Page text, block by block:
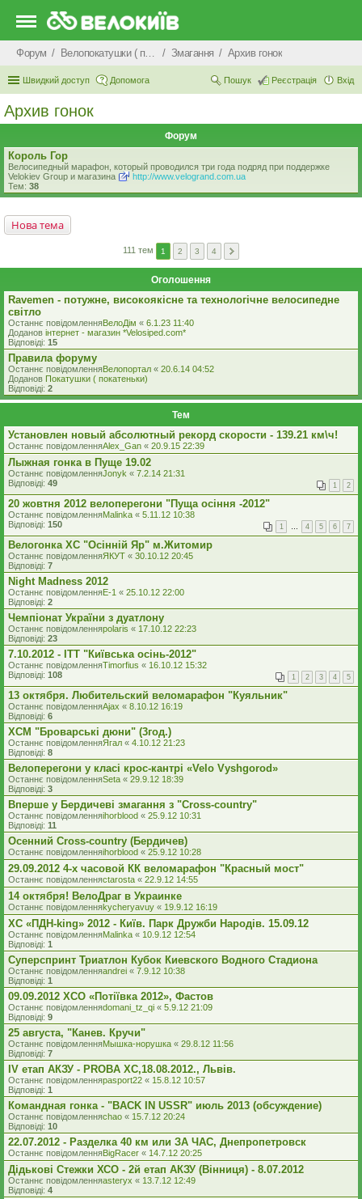
Форум Велопокатушки ( покатеньки), велопоходи, туризм. Змагання Архив гонок
Швидкий доступ Допомога Вхід
Реєстрація
Пошук
Архив гонок
Форум
Король Гор
Велосипедный марафон, который проводился три года подряд при поддержке
Velokiev Group и магазина
http://www.velogrand.com.ua
Тем: 38
Нова тема
111 тем 1 2 3 4
Оголошення
Ravemen - потужне, високоякісне та технологічне велосипедне
світло
Останнє повідомленняВелоДім « 6.1.23 11:40
Доданов iнтернет - магазин *Velosiped.com*
Відповіді: 15
Правила форуму
Останнє повідомленняВелопортал « 20.6.14 04:52
Доданов Покатушки ( покатеньки)
Відповіді: 2
Тем
Установлен новый абсолютный рекорд скорости - 139.21 км\ч!
Останнє повідомленняAlex_Gan « 20.9.15 22:39
Лыжная гонка в Пуще 19.02
Останнє повідомленняJonyk « 7.2.14 21:31
Відповіді: 49 1 2
20 жовтня 2012 велоперегони "Пуща осіння -2012"
Останнє повідомленняMalinka « 5.11.12 10:38
Відповіді: 150 1 … 4 5 6 7
Велогонка XC "Осінній Яр" м.Житомир
Останнє повідомленняЯКУТ « 30.10.12 20:45
Відповіді: 7
Night Madness 2012
Останнє повідомленняE-1 « 25.10.12 22:00
Відповіді: 2
Чемпіонат України з дуатлону
Останнє повідомленняpolaris « 17.10.12 22:23
Відповіді: 23
7.10.2012 - ITT "Київська осінь-2012"
Останнє повідомленняTimorfius « 16.10.12 15:32
Відповіді: 108 1 2 3 4 5
13 октября. Любительский веломарафон "Куяльник"
Останнє повідомленняAjax « 8.10.12 16:19
Відповіді: 6
XCM "Броварські дюни" (3год.)
Останнє повідомленняЯгал « 4.10.12 21:23
Відповіді: 8
Велоперегони у класі крос-кантрі «Velo Vyshgorod»
Останнє повідомленняSeta « 29.9.12 18:39
Відповіді: 3
Вперше у Бердичеві змагання з "Cross-country"
Останнє повідомленняihorblood « 25.9.12 10:31
Відповіді: 11
Осенний Cross-country (Бердичев)
Останнє повідомленняihorblood « 25.9.12 10:28
29.09.2012 4-х часовой КК веломарафон "Красный мост"
Останнє повідомленняctarosta « 22.9.12 14:55
14 октября! ВелоДраг в Украинке
Останнє повідомленняkycheryavuy « 19.9.12 16:19
XC «ПДН-king» 2012 - Київ. Парк Дружби Народів. 15.09.12
Останнє повідомленняMalinka « 10.9.12 12:54
Відповіді: 1
Суперспринт Триатлон Кубок Киевского Водного Стадиона
Останнє повідомленняandrei « 7.9.12 10:38
Відповіді: 1
09.09.2012 XCO «Потіївка 2012», Фастов
Останнє повідомленняdomani_tz_qi « 5.9.12 21:09
Відповіді: 9
25 августа, "Канев. Кручи"
Останнє повідомленняМышка-норушка « 29.8.12 11:56
Відповіді: 7
IV етап АКЗУ - PROBA XC,18.08.2012., Львів.
Останнє повідомленняpasport22 « 15.8.12 10:57
Відповіді: 1
Командная гонка - "BACK IN USSR" июль 2013 (обсуждение)
Останнє повідомленняchao « 15.7.12 20:24
Відповіді: 10
22.07.2012 - Разделка 40 км или ЗА ЧАС, Днепропетровск
Останнє повідомленняBigRacer « 14.7.12 20:25
Дідькові Стежки ХСО - 2й етап АКЗУ (Вінниця) - 8.07.2012
Останнє повідомленняasteryx « 13.7.12 12:49
Відповіді: 4